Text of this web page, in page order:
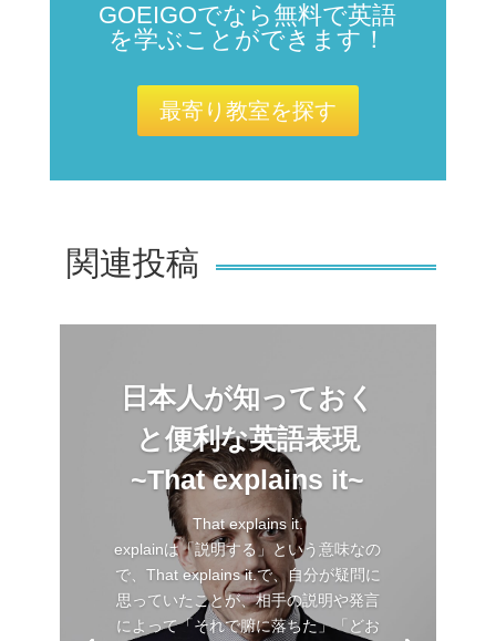
GOEIGOでなら無料で英語
を学ぶことができます！
最寄り教室を探す
関連投稿
日本人が知っておく
と便利な英語表現
~That explains it~
That explains it.
explainは「説明する」という意味なの
で、That explains it.で、自分が疑問に
思っていたことが、相手の説明や発言
によって「それで腑に落ちた」「どお